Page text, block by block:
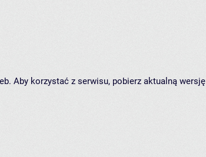
Aby korzystać z serwisu, pobierz aktualną wersję